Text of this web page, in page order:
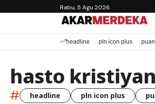
Rabu, 5 Agu 2026
headline pln icon plus
hasto
# headline pln icon plus